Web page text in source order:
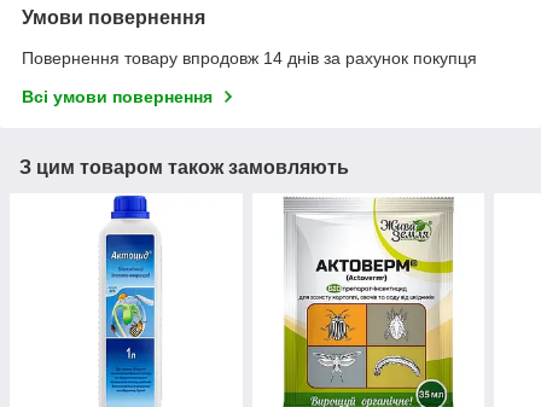
Умови повернення
Повернення товару впродовж 14 днів за рахунок покупця
Всі умови повернення
З цим товаром також замовляють